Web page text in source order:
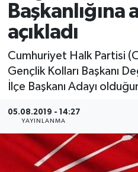
Başkanlığına
açıkladı
Cumhuriyet Halk Partisi
Gençlik Kolları Başkanı
İlçe Başkanı Adayı
05.08.2019 - 14:27
YAYINLANMA
Eğitim
Resmi Reklamlar
Ekonomi
Sağlık
Süper Lig Puan
Son Dakika Haberleri